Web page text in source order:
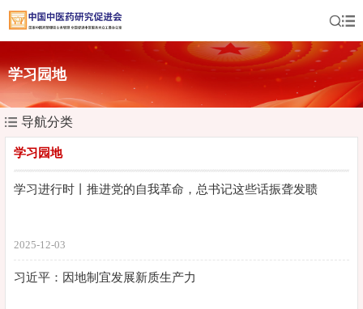
学习园地
导航分类
学习园地
学习进行时丨推进党的自我革命，总书记这些话振聋发聩
2025-12-03
习近平：因地制宜发展新质生产力